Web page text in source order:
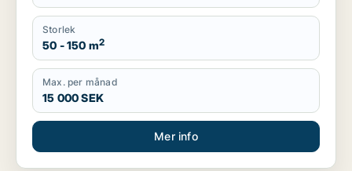
Storlek
50 - 150 m2
Max. per månad
15 000 SEK
Mer info